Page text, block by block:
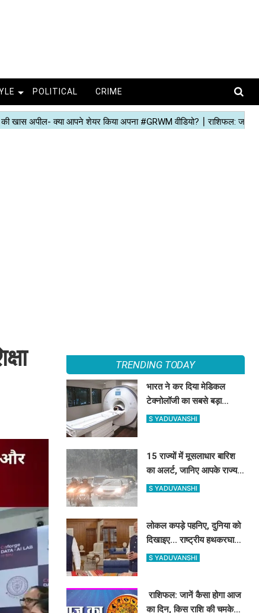
POLITICAL CRIME
TRENDING TODAY
भारत ने कर दिया मेडिकल
टेक्नोलॉजी का सबसे बड़ा
कमाल? 12 साल की मेहनत से
S YADUVANSHI
15 राज्यों में मूसलाधार बारिश
का अलर्ट, जानिए आपके राज्य में
कैसा रहेगा मौसम
S YADUVANSHI
लोकल कपड़े पहनिए, दुनिया को
दिखाइए... राष्ट्रीय हथकरघा
दिवस पर PM मोदी की खास
S YADUVANSHI
​​​​​​​ राशिफल: जानें कैसा होगा आज
का दिन, किस राशि की चमकेगी